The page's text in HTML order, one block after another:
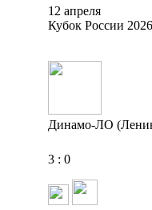
12 апреля
Кубок России
Динамо-ЛО
3 : 0